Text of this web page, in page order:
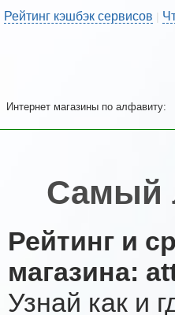
Рейтинг кэшбэк сервисов |
Интернет магазины по алфавиту:
Самый
Рейтинг и
магазина:
Узнай как и